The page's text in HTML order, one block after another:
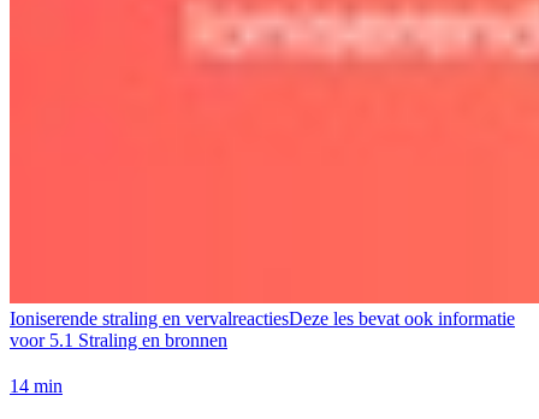
Ioniserende straling en vervalreactiesDeze les bevat ook informatie
voor 5.1 Straling en bronnen
14 min